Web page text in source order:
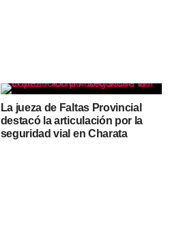
La jueza de Faltas Provincial
destacó la articulación por la
seguridad vial en Charata